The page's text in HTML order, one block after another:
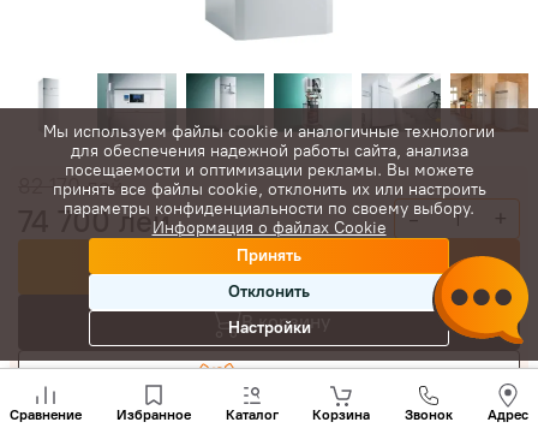
82 170лей
74 700лей - +
Купить сейчас
В корзину
Сравнение Избранное Каталог Корзина Звонок Адрес
нам
+(373)
Мы используем файлы cookie и аналогичные технологии
для обеспечения надежной работы сайта, анализа
посещаемости и оптимизации рекламы. Вы можете
принять все файлы cookie, отклонить их или настроить
параметры конфиденциальности по своему выбору.
Информация о файлах Cookie
Принять
Отклонить
Настройки